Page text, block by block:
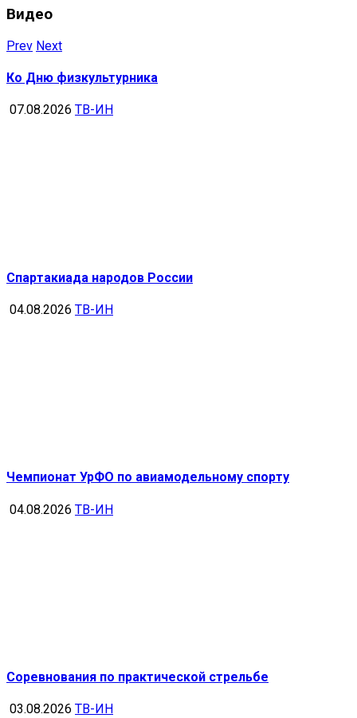
Видео
Prev Next
Ко Дню физкультурника
07.08.2026 ТВ-ИН
Спартакиада народов России
04.08.2026 ТВ-ИН
Чемпионат УрФО по авиамодельному спорту
04.08.2026 ТВ-ИН
Соревнования по практической стрельбе
03.08.2026 ТВ-ИН